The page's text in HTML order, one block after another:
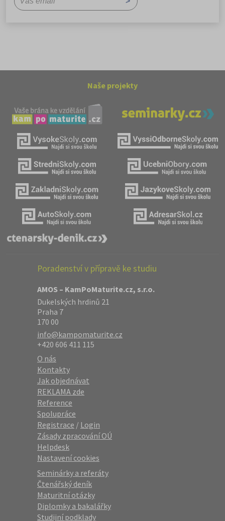
Naše projekty
Poradenství v přípravě ke studiu
AMOS – KamPoMaturite.cz, s.r.o.
Dukelských hrdinů 21
Praha 7
170 00
info@kampomaturite.cz
+420 606 411 115
O nás
Kontakty
Jak objednávat
REKLAMA zde
Reference
Spolupráce
Registrace / Login
Zásady zpracování OÚ
Helpdesk
Nastavení cookies
Seminárky a referáty
Čtenářský deník
Maturitní otázky
Diplomky a bakalářky
Studijní podklady